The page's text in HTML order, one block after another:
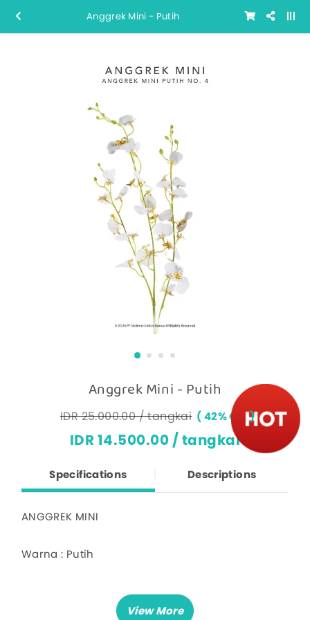
Anggrek Mini - Putih
Anggrek Mini - Putih
42% OFF
IDR 25.000.00 / tangkai
IDR 14.500.00 / tangkai
Specifications Descriptions
ANGGREK MINI
Warna : Putih
Harga untuk 1 pcs / 1 tangkai